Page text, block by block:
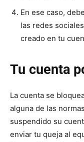
En ese caso,
las redes
creado en tu
Tu cuenta
La cuenta se
alguna de las
suspendido su
enviar tu queja al